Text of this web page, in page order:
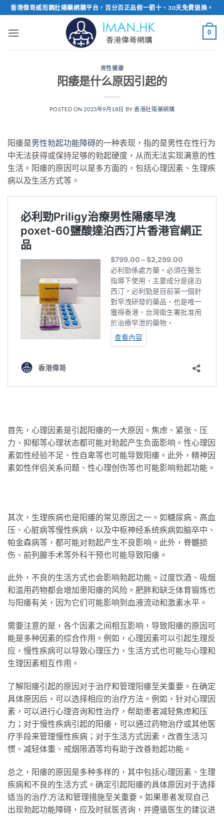
Skip
to
content
香港偉哥威而鋼壯陽藥網購平台，百分百正品假一罰十、30天免費退換。
0
男性健康
阳痿是什么原因引起的
POSTED ON 2023年9月18日 BY香港壯陽藥網購
阳痿是男性勃起功能障碍的一种表现，指的是男性在性行为
中无法获得或保持足够的勃起硬度，从而无法实现满意的性
生活。阳痿的原因可以是多方面的，包括心理因素、生理疾
病以及生活方式等。
首先，心理因素是引起阳痿的一大原因。焦虑、紧张、压
力、抑郁等心理状态都可能对勃起产生负面影响。性心理因
素如性经验不足、性自卑等也可能导致阳痿。此外，精神因
素如性伴侣关系问题、性心理创伤等也可能影响勃起功能。
其次，生理疾病也是阳痿的常见原因之一。如糖尿病、高血
压、心脏病等慢性疾病，以及中枢神经系统疾病如脑卒中、
帕金森病等，都可能对勃起产生不良影响。此外，脊髓损
伤、前列腺手术等外科干预也可能导致阳痿。
此外，不良的生活方式也会影响勃起功能。过度饮酒、吸烟
和滥用药物都会增加患阳痿的风险。肥胖和缺乏体育锻炼也
与阳痿有关，因为它们可能影响到血液流动和激素水平。
需要注意的是，各个因素之间相互影响，导致阳痿的原因可
能是多种因素的综合作用。例如，心理因素可以引起生理反
应，慢性疾病可以导致心理压力，生活方式也可能与心理和
生理因素相互作用。
了解阳痿引起的原因对于治疗和管理阳痿至关重要。在确定
具体原因后，可以选择相应的治疗方法。例如，针对心理因
素，可以进行心理咨询和性治疗，帮助患者减轻焦虑和压
力；对于慢性疾病引起的阳痿，可以通过药物治疗或其他医
疗手段来管理慢性疾病；对于生活方式因素，改善生活习
惯、减轻体重、戒烟限酒等均有助于改善勃起功能。
总之，阳痿的原因是多种多样的，其中包括心理因素、生理
疾病和不良的生活方式。确定引起阳痿的具体原因对于选择
适当的治疗 方法和管理措施至关重要。如果患者发现自己
出现勃起功能障碍，应及时就医咨询，并遵循医生的建议进